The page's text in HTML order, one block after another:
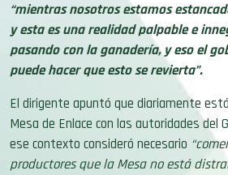
“mientras nosotros estamos
y esta es una realidad palpable e
pasando con la ganadería, y eso el
puede hacer que esto se revierta”.
El dirigente apuntó que diariamente
Mesa de Enlace con las autoridades del
ese contexto consideró necesario
productores que la Mesa no está